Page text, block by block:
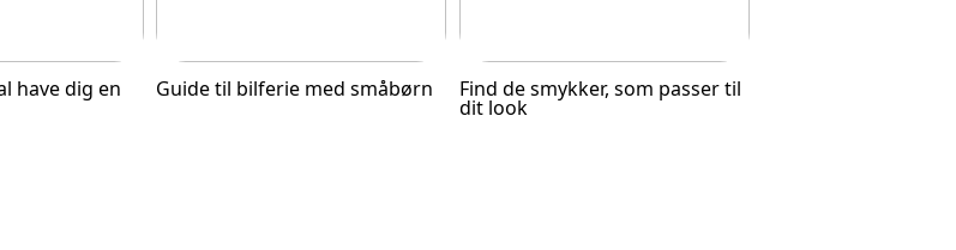
have dig en Guide til bilferie med småbørn Find de smykker, som passer til
dit look